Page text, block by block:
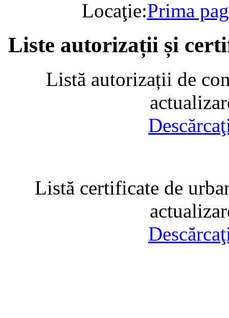
Locaţie:Prima
Liste autorizații și
Listă autorizații de
Listă certificate de